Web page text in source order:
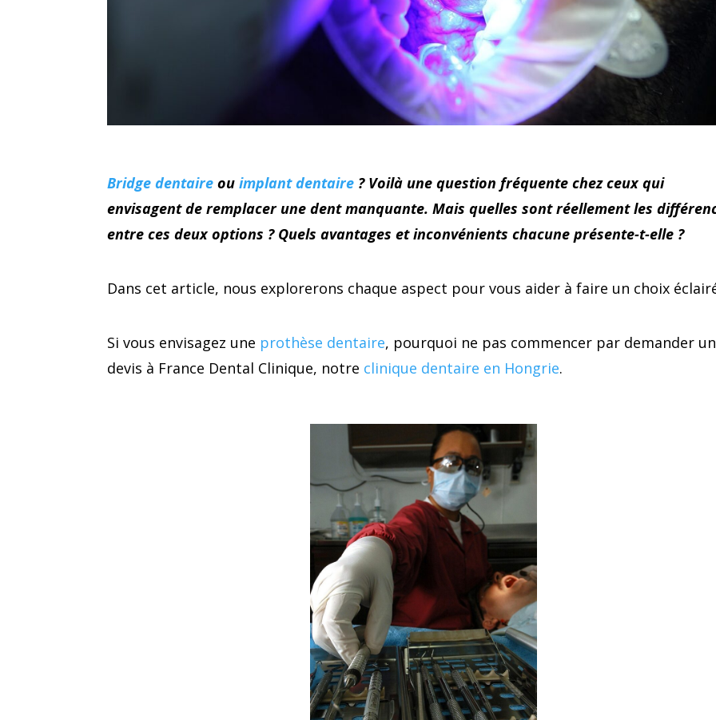
Bridge dentaire ouimplant dentaire ? Voilà une question fréquente chez ceux qui
envisagent de remplacer une dent manquante. Mais quelles sont réellement les
entre ces deux options ? Quels avantages et inconvénients chacune présente-t-elle ?
Dans cet article, nous explorerons chaque aspect pour vous aider à faire un choix
Si vous envisagez une prothèse dentaire, pourquoi ne pas commencer par demander un
devis à France Dental Clinique, notre clinique dentaire en Hongrie.